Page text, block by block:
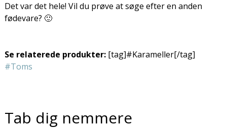
Det var det hele! Vil du prøve at søge efter en anden
fødevare? 🙂
Se relaterede produkter:[tag]#Karameller[/tag]
#Toms
Tab dig nemmere